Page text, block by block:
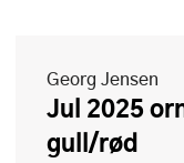
Georg Jensen
Jul 2025 ornamentsett 2 deler
gull/rød